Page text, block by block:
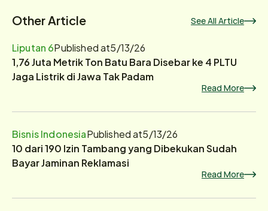
Other Article See All Article
Liputan 6Published at5/13/26
1,76 Juta Metrik Ton Batu Bara Disebar ke 4 PLTU
Jaga Listrik di Jawa Tak Padam
Read More
Bisnis IndonesiaPublished at5/13/26
10 dari 190 Izin Tambang yang Dibekukan Sudah
Bayar Jaminan Reklamasi
Read More